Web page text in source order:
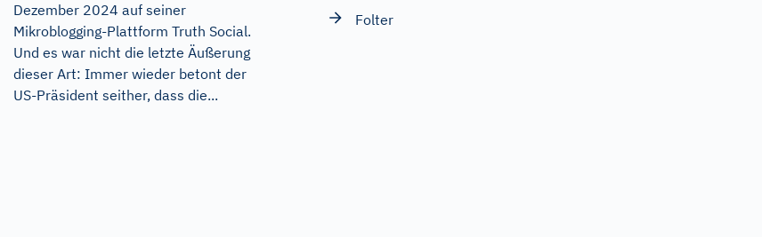
Dezember 2024 auf seiner
Mikroblogging-Plattform Truth Social.
Und es war nicht die letzte Äußerung
dieser Art: Immer wieder betont der
US-Präsident seither, dass die...
Folter